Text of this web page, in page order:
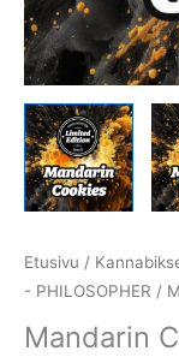
Etusivu /
- PHILOSOPHER /
Mandarin